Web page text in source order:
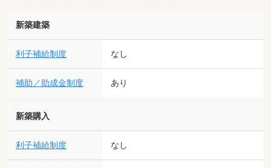
新築建築
利子補給制度 なし
補助／助成金制度 あり
新築購入
利子補給制度 なし